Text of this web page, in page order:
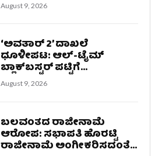
August 9, 2026
‘ಅವತಾರ್ 2’ ದಾಖಲೆ
ಧೂಳೀಪಟ: ಆಲ್-ಟೈಮ್
ಬ್ಲಾಕ್‌ಬಸ್ಟರ್ ಪಟ್ಟಿಗೆ...
August 9, 2026
ಬಲವಂತದ ರಾಜೀನಾಮೆ
ಆರೋಪ: ಸಭಾಪತಿ ಹೊರಟ್ಟಿ
ರಾಜೀನಾಮೆ ಅಂಗೀಕರಿಸದಂತೆ...